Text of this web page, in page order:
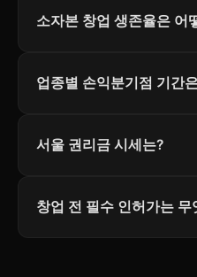
소자본 창업 생존율은 어
업종별 손익분기점 기간
서울 권리금 시세는?
창업 전 필수 인허가는 무